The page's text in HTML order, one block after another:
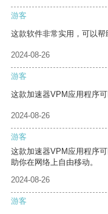
游客
这款软件非常实用，可以帮
2024-08-26
游客
这款加速器VPM应用程序
2024-08-26
游客
这款加速器VPM应用程序
助你在网络上自由移动。
2024-08-26
游客